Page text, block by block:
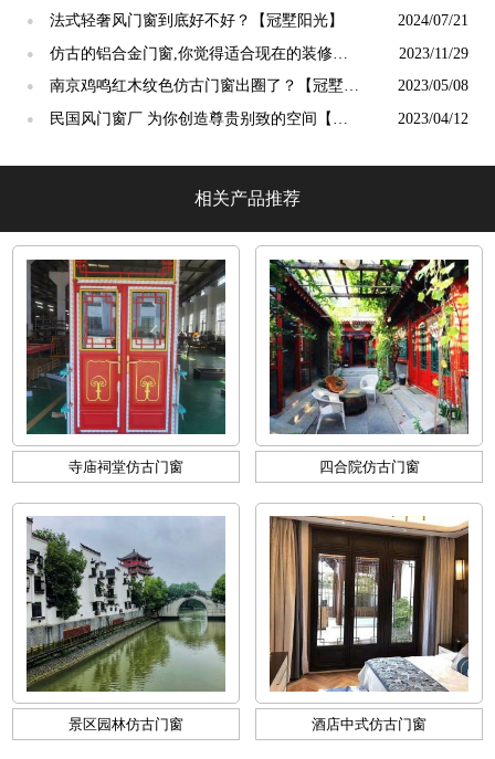
阳光】
● 法式轻奢风门窗到底好不好？【冠墅阳光】 2024/07/21
●
仿古的铝合金门窗,你觉得适合现在的装修吗?
【冠墅阳光】
2023/11/29
●
南京鸡鸣红木纹色仿古门窗出圈了？【冠墅阳
光】
2023/05/08
●
民国风门窗厂 为你创造尊贵别致的空间【冠
2023/04/12
相关产品推荐
寺庙祠堂仿古门窗 四合院仿古门窗
景区园林仿古门窗 酒店中式仿古门窗